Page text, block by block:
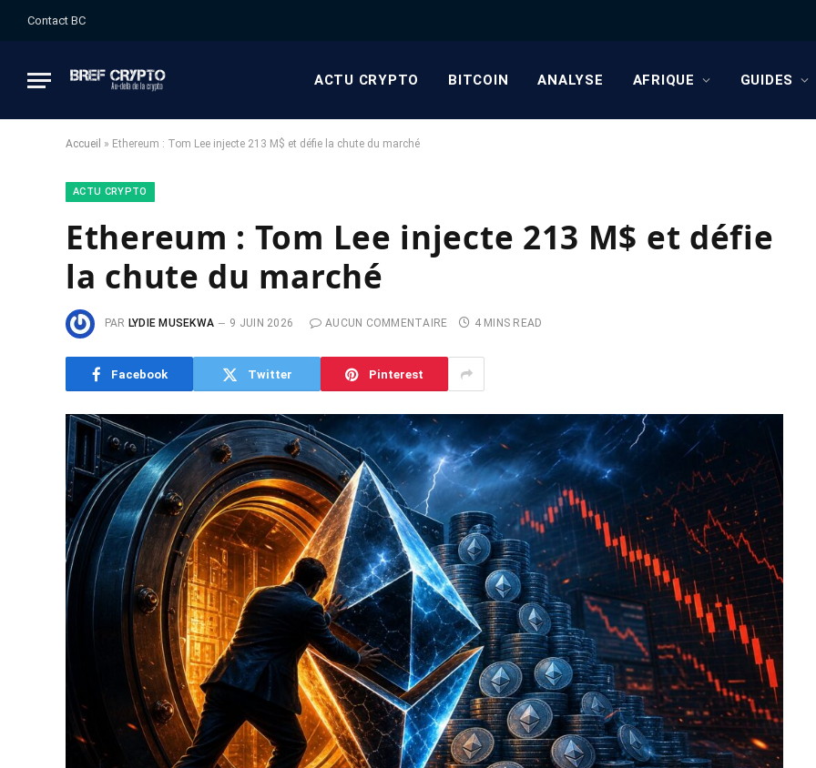
Contact BC
ACTU CRYPTO BITCOIN ANALYSE AFRIQUE GUIDES
Accueil » Ethereum : Tom Lee injecte 213 M$ et défie la chute du marché
ACTU CRYPTO
Ethereum : Tom Lee injecte 213 M$ et défie
la chute du marché
PAR LYDIE MUSEKWA 9 JUIN 2026 AUCUN COMMENTAIRE 4 MINS READ
Facebook Twitter Pinterest